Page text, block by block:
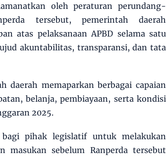
oleh peraturan perundang-
tersebut, pemerintah daerah
atas pelaksanaan APBD selama satu
akuntabilitas, transparansi, dan tata
daerah memaparkan berbagai capaian
belanja, pembiayaan, serta kondisi
2025.
pihak legislatif untuk melakukan
masukan sebelum Ranperda tersebut